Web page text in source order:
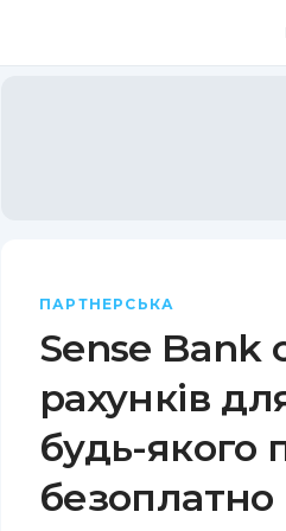
ПАРТНЕРСЬКА
Sense Bank
рахунків
будь-якого
безоплатно